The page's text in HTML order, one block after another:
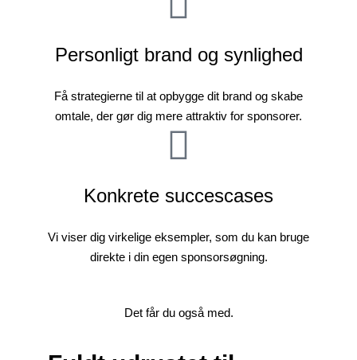
Personligt brand og synlighed
Få strategierne til at opbygge dit brand og skabe
omtale, der gør dig mere attraktiv for sponsorer.
Konkrete succescases
Vi viser dig virkelige eksempler, som du kan bruge
direkte i din egen sponsorsøgning.
Det får du også med.